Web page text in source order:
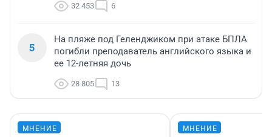
32 453 6
5
На пляже под Геленджиком при атаке БПЛА
погибли преподаватель английского языка и
ее 12-летняя дочь
28 805 13
МНЕНИЕ МНЕНИЕ